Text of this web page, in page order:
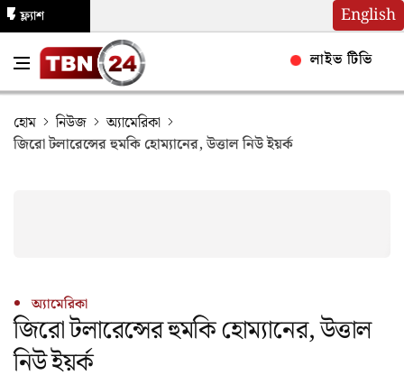
English
ফ্ল্যাশ
লাইভ টিভি
হোম নিউজ
অ্যামেরিকা
জিরো টলারেন্সের হুমকি হোম্যানের, উত্তাল নিউ ইয়র্ক
অ্যামেরিকা
জিরো টলারেন্সের হুমকি হোম্যানের, উত্তাল
নিউ ইয়র্ক